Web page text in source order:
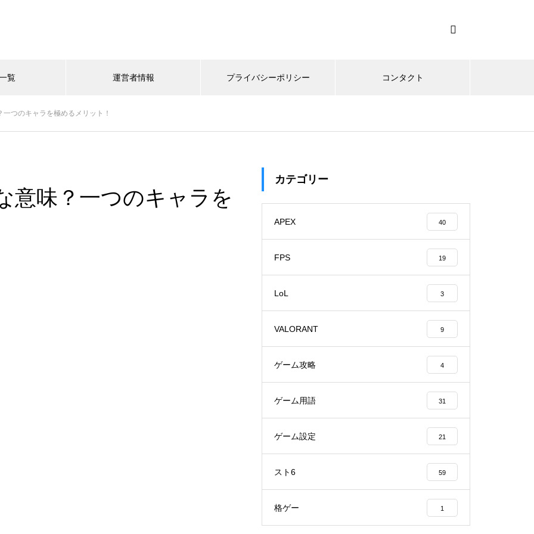
覧 運営者情報 プライバシーポリシー コンタクト
つのキャラを極めるメリット！
意味？一つのキャラを
カテゴリー
APEX 40
FPS 19
LoL 3
VALORANT 9
ゲーム攻略 4
ゲーム用語 31
ゲーム設定 21
スト6 59
格ゲー 1